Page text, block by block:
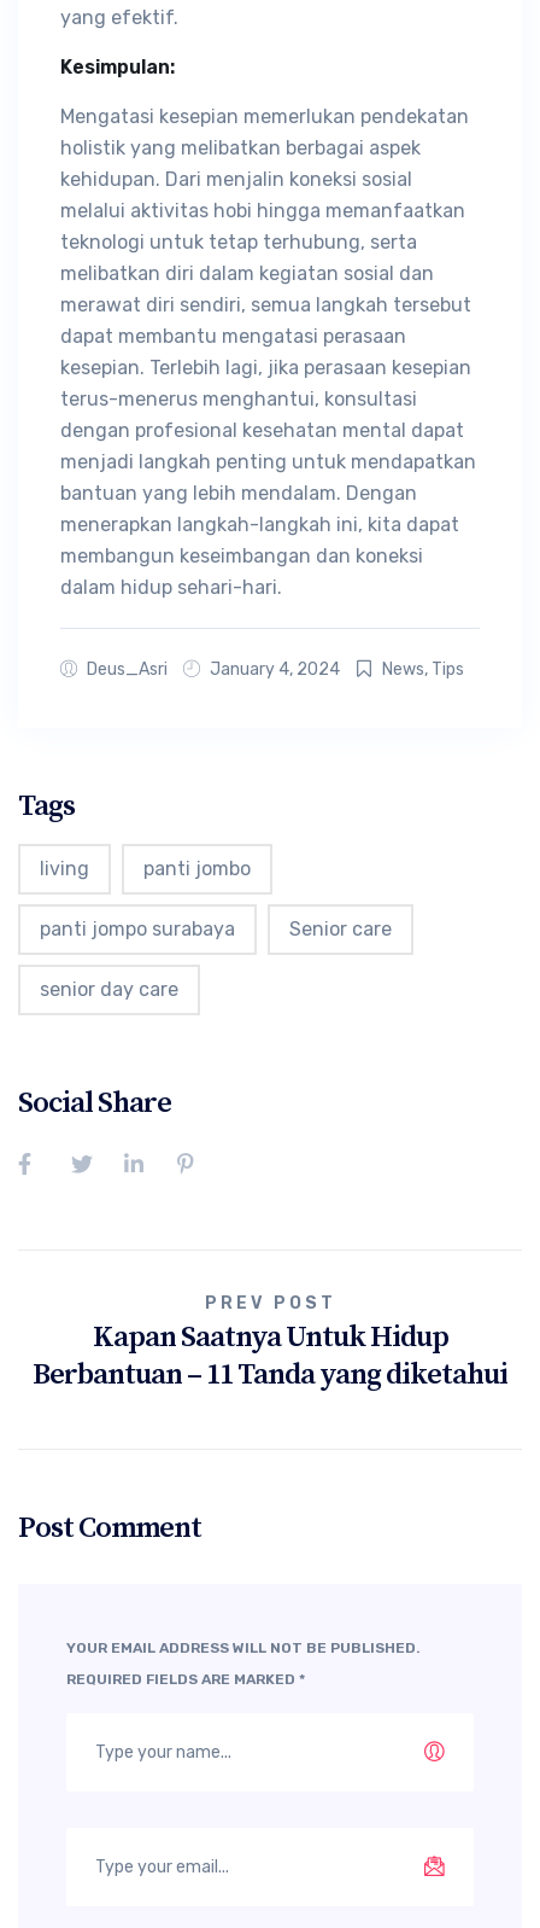
yang efektif.
Kesimpulan:
Mengatasi kesepian memerlukan pendekatan
holistik yang melibatkan berbagai aspek
kehidupan. Dari menjalin koneksi sosial
melalui aktivitas hobi hingga memanfaatkan
teknologi untuk tetap terhubung, serta
melibatkan diri dalam kegiatan sosial dan
merawat diri sendiri, semua langkah tersebut
dapat membantu mengatasi perasaan
kesepian. Terlebih lagi, jika perasaan kesepian
terus-menerus menghantui, konsultasi
dengan profesional kesehatan mental dapat
menjadi langkah penting untuk mendapatkan
bantuan yang lebih mendalam. Dengan
menerapkan langkah-langkah ini, kita dapat
membangun keseimbangan dan koneksi
dalam hidup sehari-hari.
Deus_Asri January 4, 2024 News, Tips
Tags
living panti jombo
panti jompo surabaya Senior care
senior day care
Social Share
navigation
PREV POST
Kapan Saatnya Untuk Hidup
Berbantuan – 11 Tanda yang diketahui
Post Comment
YOUR EMAIL ADDRESS WILL NOT BE PUBLISHED.
REQUIRED FIELDS ARE MARKED *